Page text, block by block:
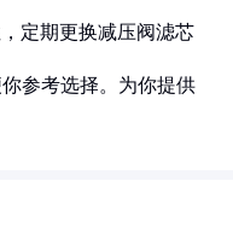
定期更换减压阀滤芯
参考选择。为你提供